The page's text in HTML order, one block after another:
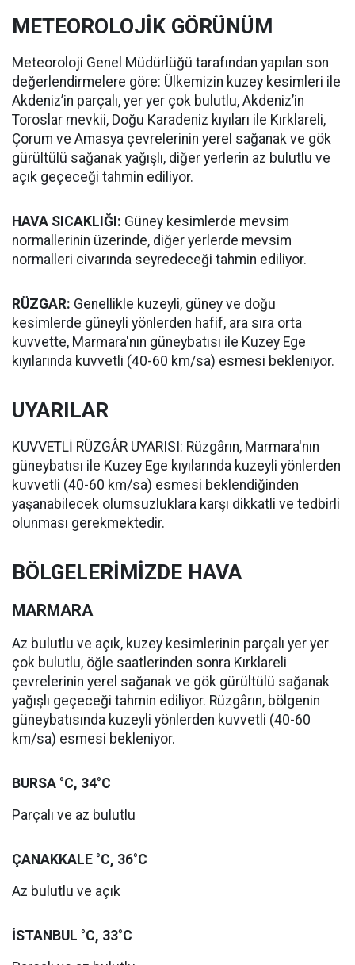
METEOROLOJİK GÖRÜNÜM
Meteoroloji Genel Müdürlüğü tarafından yapılan son
değerlendirmelere göre: Ülkemizin kuzey kesimleri ile
Akdeniz’in parçalı, yer yer çok bulutlu, Akdeniz’in
Toroslar mevkii, Doğu Karadeniz kıyıları ile Kırklareli,
Çorum ve Amasya çevrelerinin yerel sağanak ve gök
gürültülü sağanak yağışlı, diğer yerlerin az bulutlu ve
açık geçeceği tahmin ediliyor.
HAVA SICAKLIĞI: Güney kesimlerde mevsim
normallerinin üzerinde, diğer yerlerde mevsim
normalleri civarında seyredeceği tahmin ediliyor.
RÜZGAR: Genellikle kuzeyli, güney ve doğu
kesimlerde güneyli yönlerden hafif, ara sıra orta
kuvvette, Marmara'nın güneybatısı ile Kuzey Ege
kıyılarında kuvvetli (40-60 km/sa) esmesi bekleniyor.
UYARILAR
KUVVETLİ RÜZGÂR UYARISI: Rüzgârın, Marmara'nın
güneybatısı ile Kuzey Ege kıyılarında kuzeyli yönlerden
kuvvetli (40-60 km/sa) esmesi beklendiğinden
yaşanabilecek olumsuzluklara karşı dikkatli ve tedbirli
olunması gerekmektedir.
BÖLGELERİMİZDE HAVA
MARMARA
Az bulutlu ve açık, kuzey kesimlerinin parçalı yer yer
çok bulutlu, öğle saatlerinden sonra Kırklareli
çevrelerinin yerel sağanak ve gök gürültülü sağanak
yağışlı geçeceği tahmin ediliyor. Rüzgârın, bölgenin
güneybatısında kuzeyli yönlerden kuvvetli (40-60
km/sa) esmesi bekleniyor.
BURSA °C, 34°C
Parçalı ve az bulutlu
ÇANAKKALE °C, 36°C
Az bulutlu ve açık
İSTANBUL °C, 33°C